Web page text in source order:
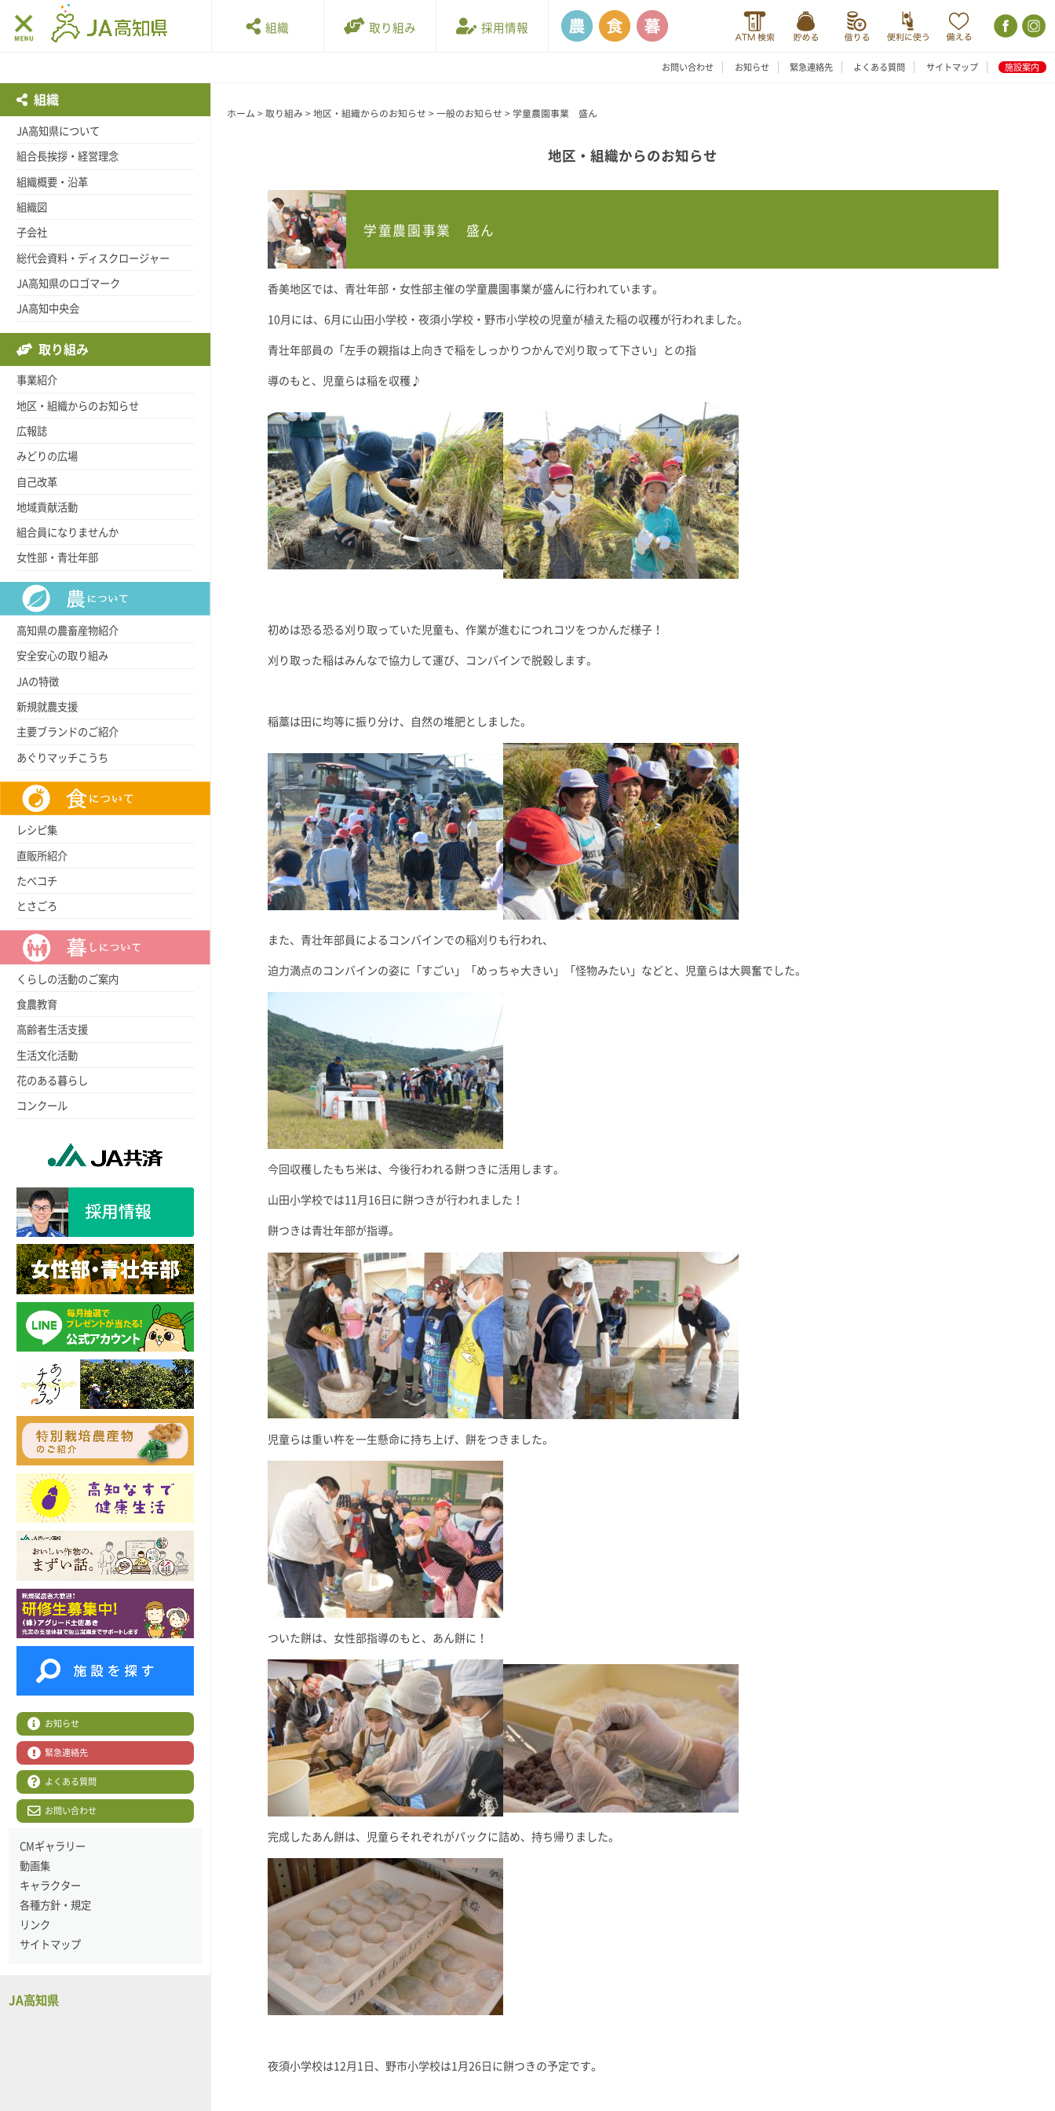
組織 取り組み 採用情報
お問い合わせ お知らせ 緊急連絡先 よくある質問 サイトマップ 施設案内
ホーム > 取り組み > 地区・組織からのお知らせ > 一般のお知らせ > 学童農園事業 盛ん
地区・組織からのお知らせ
学童農園事業 盛ん
香美地区では、青壮年部・女性部主催の学童農園事業が盛んに行われています。
10月には、6月に山田小学校・夜須小学校・野市小学校の児童が植えた稲の収穫が行われました。
青壮年部員の「左手の親指は上向きで稲をしっかりつかんで刈り取って下さい」との指
導のもと、児童らは稲を収穫♪
初めは恐る恐る刈り取っていた児童も、作業が進むにつれコツをつかんだ様子！
刈り取った稲はみんなで協力して運び、コンバインで脱穀します。
稲藁は田に均等に振り分け、自然の堆肥としました。
また、青壮年部員によるコンバインでの稲刈りも行われ、
迫力満点のコンバインの姿に「すごい」「めっちゃ大きい」「怪物みたい」などと、児童らは大興奮でした。
今回収穫したもち米は、今後行われる餅つきに活用します。
山田小学校では11月16日に餅つきが行われました！
餅つきは青壮年部が指導。
児童らは重い杵を一生懸命に持ち上げ、餅をつきました。
ついた餅は、女性部指導のもと、あん餅に！
完成したあん餅は、児童らそれぞれがパックに詰め、持ち帰りました。
夜須小学校は12月1日、野市小学校は1月26日に餅つきの予定です。
組織
JA高知県について
組合長挨拶・経営理念
組織概要・沿革
組織図
子会社
総代会資料・ディスクロージャー
JA高知県のロゴマーク
JA高知中央会
取り組み
事業紹介
地区・組織からのお知らせ
広報誌
みどりの広場
自己改革
地域貢献活動
組合員になりませんか
女性部・青壮年部
高知県の農畜産物紹介
安全安心の取り組み
JAの特徴
新規就農支援
主要ブランドのご紹介
あぐりマッチこうち
レシピ集
直販所紹介
たべコチ
とさごろ
くらしの活動のご案内
食農教育
高齢者生活支援
生活文化活動
花のある暮らし
コンクール
お知らせ
緊急連絡先
よくある質問
お問い合わせ
CMギャラリー
動画集
キャラクター
各種方針・規定
リンク
サイトマップ
JA高知県